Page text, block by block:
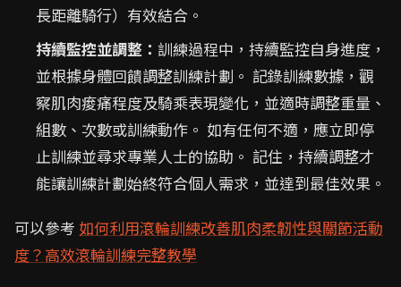
長距離騎行）有效結合。
持續監控並調整： 訓練過程中，持續監控自身進度，
並根據身體回饋調整訓練計劃。 記錄訓練數據，觀
察肌肉痠痛程度及騎乘表現變化，並適時調整重量、
組數、次數或訓練動作。 如有任何不適，應立即停
止訓練並尋求專業人士的協助。 記住，持續調整才
能讓訓練計劃始終符合個人需求，並達到最佳效果。
可以參考 如何利用滾輪訓練改善肌肉柔韌性與關節活動
度？高效滾輪訓練完整教學